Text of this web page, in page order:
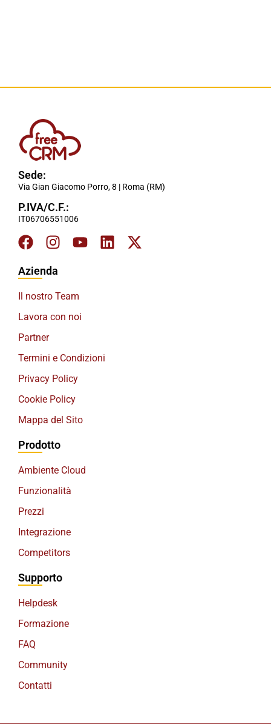
Sede:
Via Gian Giacomo Porro, 8 | Roma (RM)
P.IVA/C.F.:
IT06706551006
Azienda
Il nostro Team
Lavora con noi
Partner
Termini e Condizioni
Privacy Policy
Cookie Policy
Mappa del Sito
Prodotto
Ambiente Cloud
Funzionalità
Prezzi
Integrazione
Competitors
Supporto
Helpdesk
Formazione
FAQ
Community
Contatti